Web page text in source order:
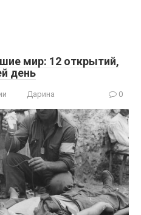
мир: 12 открытий,
день
Дарина 0